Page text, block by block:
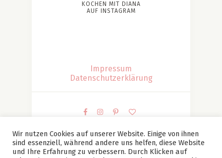
KOCHEN MIT DIANA
AUF INSTAGRAM
Impressum
Datenschutzerklärung
© Kochen mit Diana | Diana Patesan Alle Bilder und
Wir nutzen Cookies auf unserer Website. Einige von ihnen
sind essenziell, während andere uns helfen, diese Website
und Ihre Erfahrung zu verbessern. Durch Klicken auf